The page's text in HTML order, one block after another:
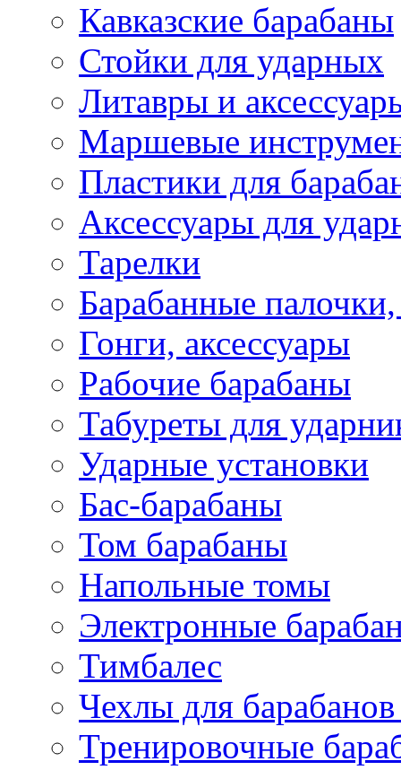
Кавказские барабаны
Стойки для ударных
Литавры и
Маршевые
Пластики для
Аксессуары для
Тарелки
Барабанные палочки,
Гонги, аксессуары
Рабочие барабаны
Табуреты для
Ударные установки
Бас-барабаны
Том барабаны
Напольные томы
Электронные
Тимбалес
Чехлы для
Тренировочные